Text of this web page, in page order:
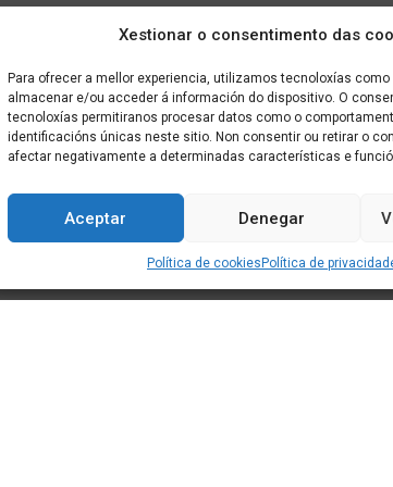
Xestionar o consentimento das
Para ofrecer a mellor experiencia, utilizamos tecnoloxías como
almacenar e/ou acceder á información do dispositivo. O
tecnoloxías permitiranos procesar datos como o
identificacións únicas neste sitio. Non consentir ou retirar o
afectar negativamente a determinadas características e
Aceptar Denegar
Política de cookies Política de